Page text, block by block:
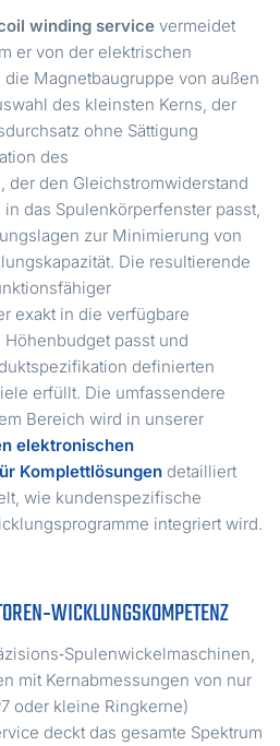
winding service vermeidet
er von der elektrischen
Magnetbaugruppe von außen
des kleinsten Kerns, der
ohne Sättigung
des
der den Gleichstromwiderstand
das Spulenkörperfenster passt,
zur Minimierung von
Die resultierende
exakt in die verfügbare
Höhenbudget passt und
definierten
erfüllt. Die umfassendere
Bereich wird in unserer
elektronischen
Komplettlösungen detailliert
wie kundenspezifische
integriert wird.
mit Kernabmessungen von nur
oder kleine Ringkerne)
deckt das gesamte Spektrum